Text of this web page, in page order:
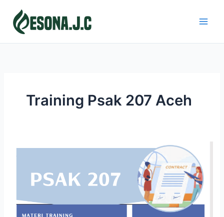
content
Training Psak 207 Aceh
PSAK